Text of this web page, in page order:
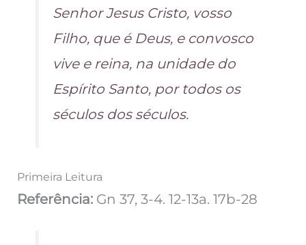
Senhor Jesus Cristo, vosso
Filho, que é Deus, e convosco
vive e reina, na unidade do
Espírito Santo, por todos os
séculos dos séculos.
Primeira Leitura
Referência: Gn 37, 3-4. 12-13a. 17b-28